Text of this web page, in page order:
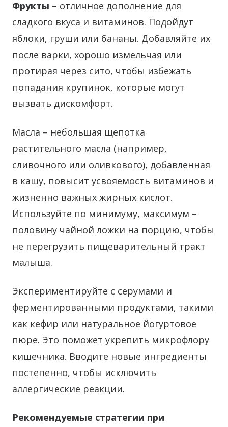
Фрукты – отличное дополнение для
сладкого вкуса и витаминов. Подойдут
яблоки, груши или бананы. Добавляйте их
после варки, хорошо измельчая или
протирая через сито, чтобы избежать
попадания крупинок, которые могут
вызвать дискомфорт.
Масла – небольшая щепотка
растительного масла (например,
сливочного или оливкового), добавленная
в кашу, повысит усвояемость витаминов и
жизненно важных жирных кислот.
Используйте по минимуму, максимум –
половину чайной ложки на порцию, чтобы
не перегрузить пищеварительный тракт
малыша.
Экспериментируйте с серумами и
ферментированными продуктами, такими
как кефир или натуральное йогуртовое
пюре. Это поможет укрепить микрофлору
кишечника. Вводите новые ингредиенты
постепенно, чтобы исключить
аллергические реакции.
Рекомендуемые стратегии при